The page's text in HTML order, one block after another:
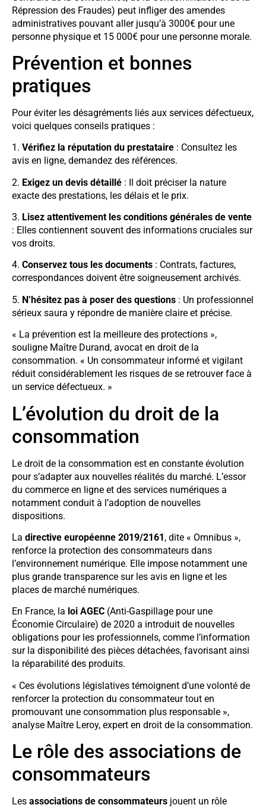
Répression des Fraudes) peut infliger des amendes
administratives pouvant aller jusqu’à 3000€ pour une
personne physique et 15 000€ pour une personne morale.
Prévention et bonnes
pratiques
Pour éviter les désagréments liés aux services défectueux,
voici quelques conseils pratiques :
1. Vérifiez la réputation du prestataire : Consultez les
avis en ligne, demandez des références.
2. Exigez un devis détaillé : Il doit préciser la nature
exacte des prestations, les délais et le prix.
3. Lisez attentivement les conditions générales de vente
: Elles contiennent souvent des informations cruciales sur
vos droits.
4. Conservez tous les documents : Contrats, factures,
correspondances doivent être soigneusement archivés.
5. N’hésitez pas à poser des questions : Un professionnel
sérieux saura y répondre de manière claire et précise.
« La prévention est la meilleure des protections »,
souligne Maître Durand, avocat en droit de la
consommation. « Un consommateur informé et vigilant
réduit considérablement les risques de se retrouver face à
un service défectueux. »
L’évolution du droit de la
consommation
Le droit de la consommation est en constante évolution
pour s’adapter aux nouvelles réalités du marché. L’essor
du commerce en ligne et des services numériques a
notamment conduit à l’adoption de nouvelles
dispositions.
La directive européenne 2019/2161, dite « Omnibus »,
renforce la protection des consommateurs dans
l’environnement numérique. Elle impose notamment une
plus grande transparence sur les avis en ligne et les
places de marché numériques.
En France, la loi AGEC (Anti-Gaspillage pour une
Économie Circulaire) de 2020 a introduit de nouvelles
obligations pour les professionnels, comme l’information
sur la disponibilité des pièces détachées, favorisant ainsi
la réparabilité des produits.
« Ces évolutions législatives témoignent d’une volonté de
renforcer la protection du consommateur tout en
promouvant une consommation plus responsable »,
analyse Maître Leroy, expert en droit de la consommation.
Le rôle des associations de
consommateurs
Les associations de consommateurs jouent un rôle